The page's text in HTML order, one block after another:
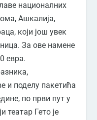
националних
Ашкалија,
који још увек
За ове намене
евра.
и поделу пакетића
по први пут у
театар Гето је